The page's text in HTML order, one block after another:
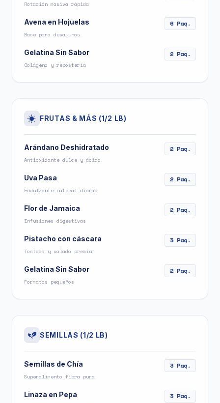
Rotación masiva rápida
Avena en Hojuelas
Base para desayunos
6 Paq.
Gelatina Sin Sabor
Colágeno y repostería
2 Paq.
FRUTAS & MÁS (1/2 LB)
Arándano Deshidratado
Antioxidante dulce y ácido
2 Paq.
Uva Pasa
Endulzante natural diario
2 Paq.
Flor de Jamaica
Infusiones digestivas
2 Paq.
Pistacho con cáscara
Tostado y salado premium
3 Paq.
Gelatina Sin Sabor
Formatos pequeños
2 Paq.
SEMILLAS (1/2 LB)
Semillas de Chía
Superalimento fibra pura
3 Paq.
Linaza en Pepa 3 Paq.